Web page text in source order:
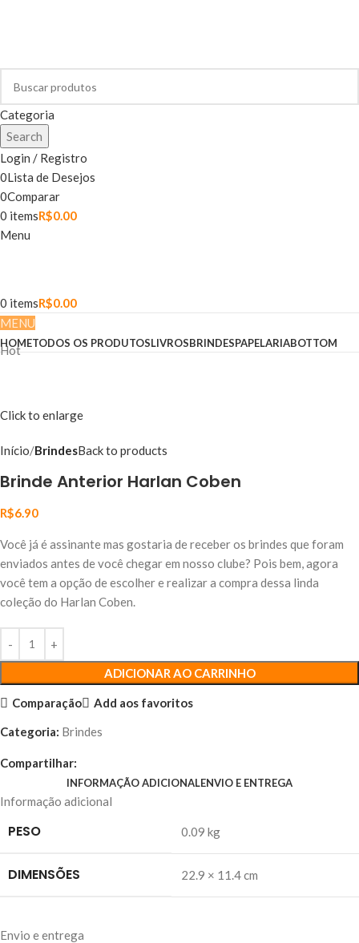
Categoria
Search
Login / Registro
0Lista de Desejos
0Comparar
0 itemsR$0.00
Menu
0 itemsR$0.00
MENU
HOMETODOS OS PRODUTOSLIVROSBRINDESPAPELARIABOTTOM
Hot
Click to enlarge
Início BrindesBack to products
Brinde Anterior Harlan Coben
R$6.90
Você já é assinante mas gostaria de receber os brindes que foram
enviados antes de você chegar em nosso clube? Pois bem, agora
você tem a opção de escolher e realizar a compra dessa linda
coleção do Harlan Coben.
ADICIONAR AO CARRINHO
Comparação
Add aos favoritos
Categoria: Brindes
Compartilhar:
INFORMAÇÃO ADICIONALENVIO E ENTREGA
Informação adicional
PESO 0.09 kg
DIMENSÕES 22.9 × 11.4 cm
Envio e entrega